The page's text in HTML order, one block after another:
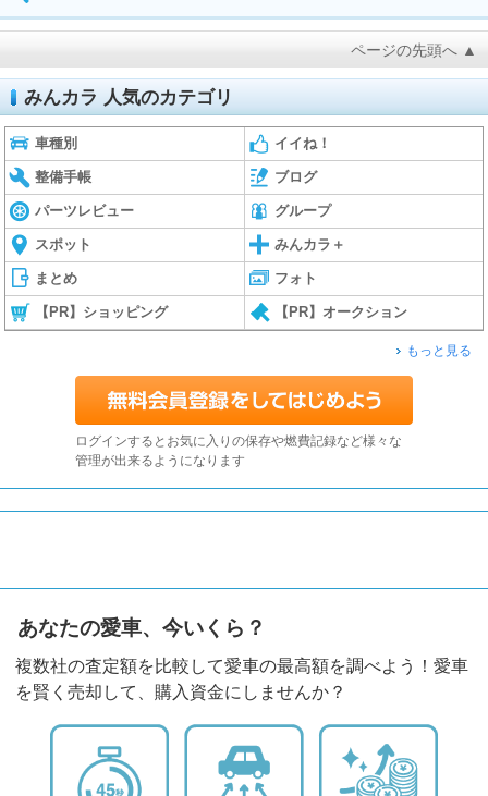
ページの先頭へ ▲
みんカラ 人気のカテゴリ
車種別 イイね！
整備手帳 ブログ
パーツレビュー グループ
スポット みんカラ＋
まとめ フォト
【PR】ショッピング 【PR】オークション
もっと見る
ログインするとお気に入りの保存や燃費記録など様々な
管理が出来るようになります
あなたの愛車、今いくら？
複数社の査定額を比較して愛車の最高額を調べよう！愛車
を賢く売却して、購入資金にしませんか？